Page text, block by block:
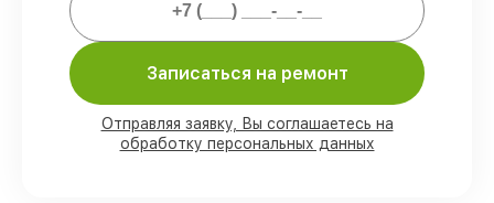
Мы гарантируем:
работ выполняем в вашем
присутствии
90%деталей Infratech имеются на
складе в Казани, остальные поступают
Записаться на ремонт
Отправляя заявку, Вы соглашаетесь на
обработку персональных данных